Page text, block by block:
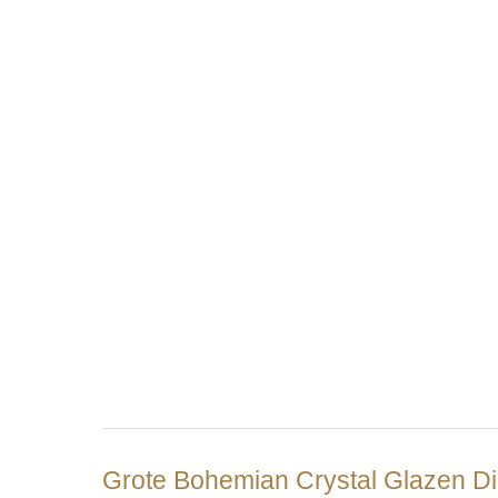
Grote Bohemian Crystal Glazen